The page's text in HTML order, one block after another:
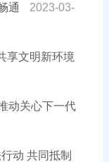
通
2023-03-
享文明新环境
动关心下一代
动 共同抵制